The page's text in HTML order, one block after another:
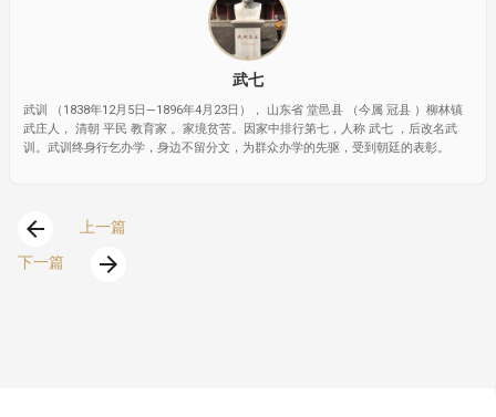
武七
武训 （1838年12月5日—1896年4月23日）， 山东省 堂邑县 （今属 冠县 ）柳林镇
武庄人， 清朝 平民 教育家 。家境贫苦。因家中排行第七，人称 武七 ，后改名武
训。武训终身行乞办学，身边不留分文，为群众办学的先驱，受到朝廷的表彰。
arrow_back
上一篇
下一篇
arrow_forward